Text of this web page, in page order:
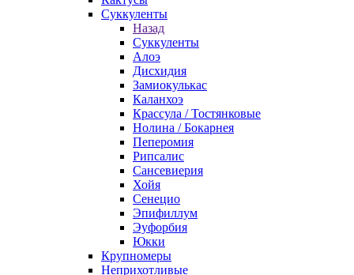
Суккуленты
Назад
Суккуленты
Алоэ
Дисхидия
Замиокулькас
Каланхоэ
Крассула / Тостянковые
Нолина / Бокарнея
Пеперомия
Рипсалис
Сансевиерия
Хойя
Сенецио
Эпифиллум
Эуфорбия
Юкки
Крупномеры
Неприхотливые